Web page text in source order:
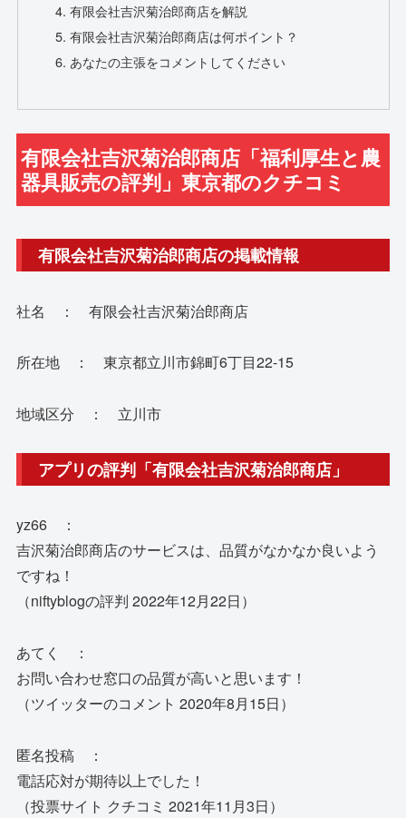
有限会社吉沢菊治郎商店を解説
有限会社吉沢菊治郎商店は何ポイント？
あなたの主張をコメントしてください
有限会社吉沢菊治郎商店「福利厚生と農
器具販売の評判」東京都のクチコミ
有限会社吉沢菊治郎商店の掲載情報
社名 ： 有限会社吉沢菊治郎商店
所在地 ： 東京都立川市錦町6丁目22-15
地域区分 ： 立川市
アプリの評判「有限会社吉沢菊治郎商店」
yz66 ：
吉沢菊治郎商店のサービスは、品質がなかなか良いよう
ですね！
（niftyblogの評判 2022年12月22日）
あてく ：
お問い合わせ窓口の品質が高いと思います！
（ツイッターのコメント 2020年8月15日）
匿名投稿 ：
電話応対が期待以上でした！
（投票サイト クチコミ 2021年11月3日）